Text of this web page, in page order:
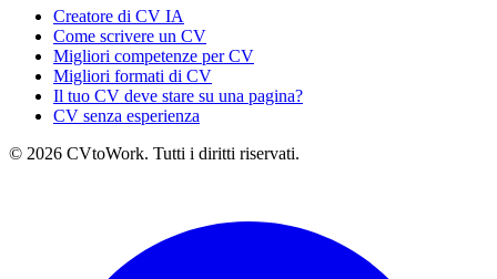
Creatore di CV IA
Come scrivere un CV
Migliori competenze per CV
Migliori formati di CV
Il tuo CV deve stare su una pagina?
CV senza esperienza
© 2026 CVtoWork. Tutti i diritti riservati.